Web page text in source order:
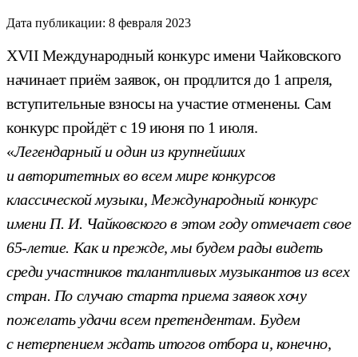
Дата публикации: 8 февраля 2023
XVII Международный конкурс имени Чайковского
начинает приём заявок, он продлится до 1 апреля,
вступительные взносы на участие отменены. Сам
конкурс пройдёт с 19 июня по 1 июля.
«Легендарный и один из крупнейших
и авторитетных во всем мире конкурсов
классической музыки, Международный конкурс
имени П. И. Чайковского в этом году отмечает свое
65-летие. Как и прежде, мы будем рады видеть
среди участников талантливых музыкантов из всех
стран. По случаю старта приема заявок хочу
пожелать удачи всем претендентам. Будем
с нетерпением ждать итогов отбора и, конечно,